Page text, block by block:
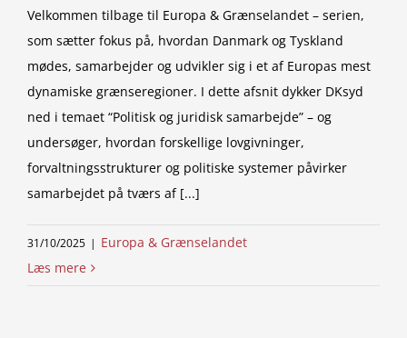
Velkommen tilbage til Europa & Grænselandet – serien,
som sætter fokus på, hvordan Danmark og Tyskland
mødes, samarbejder og udvikler sig i et af Europas mest
dynamiske grænseregioner. I dette afsnit dykker DKsyd
ned i temaet “Politisk og juridisk samarbejde” – og
undersøger, hvordan forskellige lovgivninger,
forvaltningsstrukturer og politiske systemer påvirker
samarbejdet på tværs af [...]
31/10/2025 | Europa & Grænselandet
Læs mere